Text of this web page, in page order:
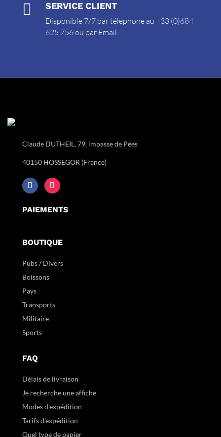
 SERVICE CLIENT
Disponible 7/7 par télephone au +33 (0)684
625 756 ou par Email
Claude DUTHEIL, 79, impasse de Pées
40150 HOSSEGOR (France)
PAIEMENTS
BOUTIQUE
Pubs / Divers
Boissons
Pays
Transports
Militaire
Sports
FAQ
Délais de livraison
Je recherche une affiche
Modes d'expédition
Tarifs d'expédition
Quel type de papier